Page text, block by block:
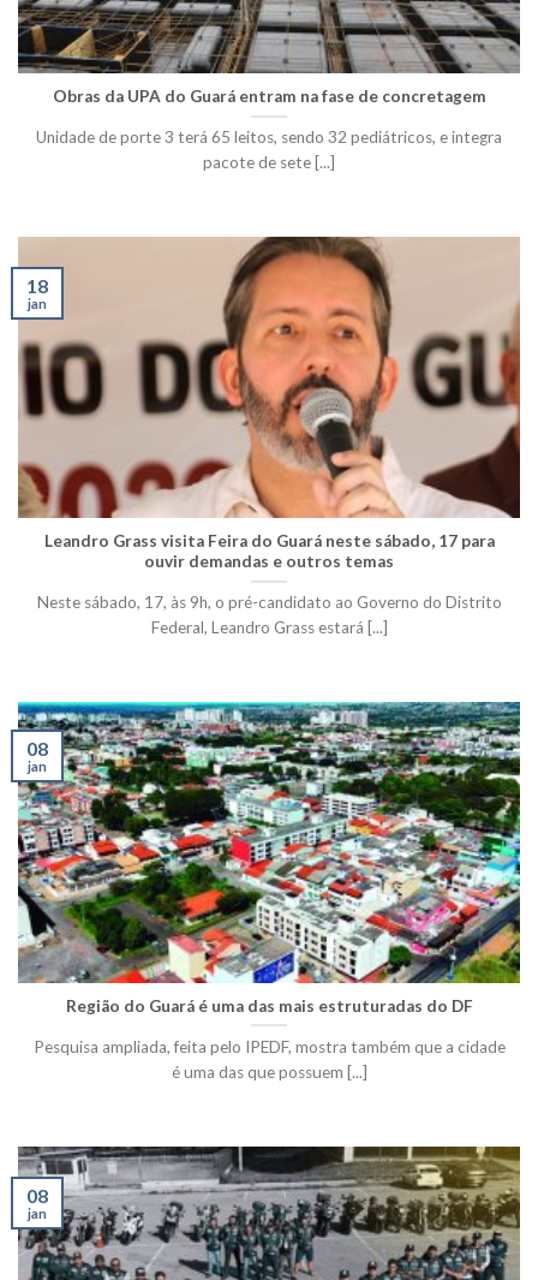
Obras da UPA do Guará entram na fase de concretagem
Unidade de porte 3 terá 65 leitos, sendo 32 pediátricos, e integra
pacote de sete [...]
Leandro Grass visita Feira do Guará neste sábado, 17 para
ouvir demandas e outros temas
Neste sábado, 17, às 9h, o pré-candidato ao Governo do Distrito
Federal, Leandro Grass estará [...]
18
jan
Região do Guará é uma das mais estruturadas do DF
Pesquisa ampliada, feita pelo IPEDF, mostra também que a cidade
é uma das que possuem [...]
08
jan
08
jan